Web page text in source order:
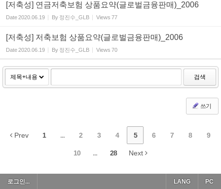
[저축성] 연금저축보험 상품요약(글로벌금융판매)_2006
Date2020.06.19 By 정진수_GLB Views 77
[저축성] 저축보험 상품요약(글로벌금융판매)_2006
Date2020.06.19 By 정진수_GLB Views 70
검색
쓰기
Prev 1 ... 2 3 4 5 6 7 8 9
10 ... 28 Next
로그인... PC
LANG